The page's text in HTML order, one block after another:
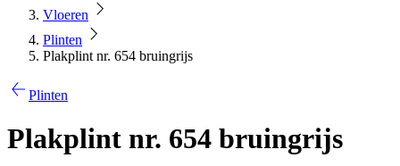
Vloeren
Plinten
Plakplint nr. 654 bruingrijs
Plinten
Plakplint nr. 654 bruingrijs